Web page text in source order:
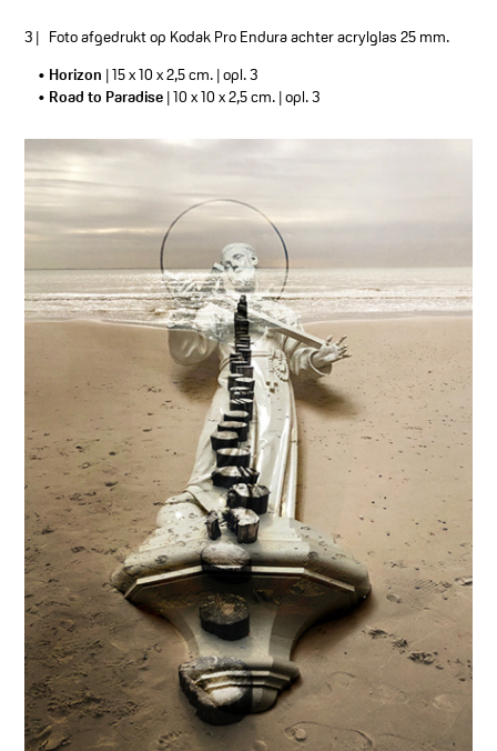
3 | Foto afgedrukt op Kodak Pro Endura achter acrylglas 25 mm.
• Horizon | 15 x 10 x 2,5 cm. | opl. 3
• Road to Paradise | 10 x 10 x 2,5 cm. | opl. 3